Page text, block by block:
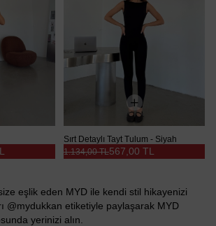
Sırt Detaylı Tayt Tulum - Siyah
567,00 TL
1.134,00 TL
eşlik eden MYD ile kendi stil hikayenizi
@mydukkan etiketiyle paylaşarak MYD
yerinizi alın.